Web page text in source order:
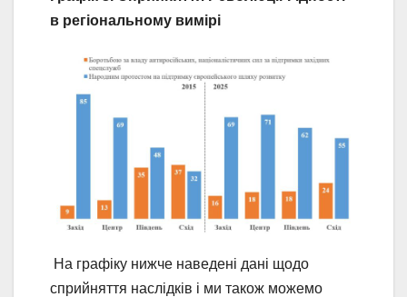
в регіональному вимірі
На графіку нижче наведені дані щодо
сприйняття наслідків і ми також можемо